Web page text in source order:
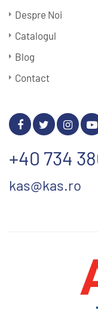
Despre Noi
Catalogul
Blog
Contact
+40 734
kas@kas.ro